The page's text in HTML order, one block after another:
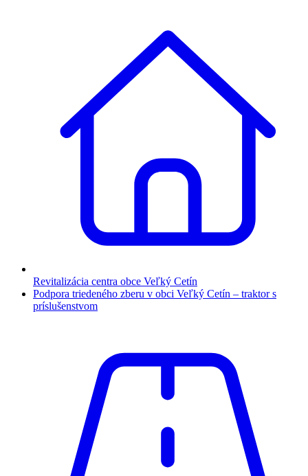
Revitalizácia centra obce Veľký Cetín
Podpora triedeného zberu v obci Veľký Cetín – traktor s
príslušenstvom